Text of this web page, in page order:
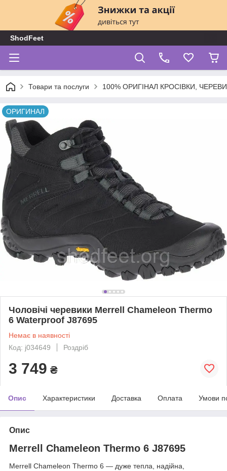
ShodFeet
Товари та послуги 100% ОРИГІНАЛ КРОСІВКИ,
ОРИГИНАЛ
Чоловічі черевики Merrell Chameleon Thermo
6 Waterproof J87695
Немає в наявності
Код: j034649
Роздріб
3 749 ₴
Опис Характеристики Доставка Оплата Умови
Опис
Merrell Chameleon Thermo 6 J87695
Merrell Chameleon Thermo 6 ― дуже тепла, надійна,